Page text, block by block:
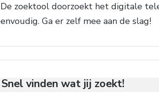
De zoektool doorzoekt het digitale
Ga er zelf mee aan de slag!
Snel vinden wat jij zoekt!